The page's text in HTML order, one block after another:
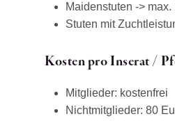
Maidenstuten ->
Stuten mit
Kosten pro Inserat /
Mitglieder: kostenfrei
Nichtmitglieder: 80